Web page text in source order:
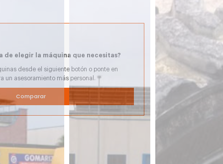
de elegir la máquina que necesitas?
desde el siguiente botón o ponte en
un asesoramiento más personal.
Comparar